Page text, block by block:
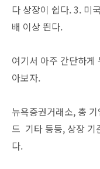
다 상장이 쉽다. 3. 미
배 이상 띈다.
여기서 아주 간단하게
아보자.
뉴욕증권거래소, 총
드 기타 등등, 상장 기
다.